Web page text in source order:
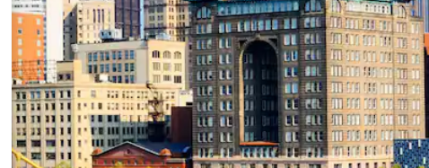
haut et vers le bas pour les parcourir ou en appuyant et en faisant glisser.